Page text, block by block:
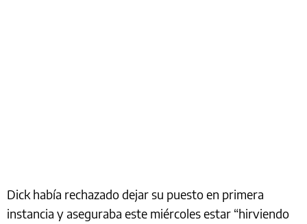
Dick había rechazado dejar su puesto en primera
instancia y aseguraba este miércoles estar “hirviendo